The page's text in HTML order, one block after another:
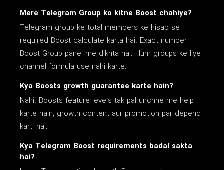
Mere Telegram Group ko kitne Boost chahiye?
Telegram group ke total members ke hisab se
required Boost calculate karta hai. Exact number
Boost Group panel me dikhta hai. Hum groups ke liye
channel formula use nahi karte.
Kya Boosts growth guarantee karte hain?
Nahi. Boosts feature levels tak pahunchne me help
karte hain; growth content aur promotion par depend
karti hai.
Kya Telegram Boost requirements badal sakta
hai?